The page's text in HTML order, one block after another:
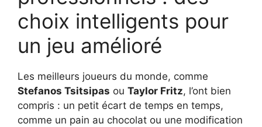
choix intelligents pour
un jeu amélioré
Les meilleurs joueurs du monde, comme
Stefanos Tsitsipas ou Taylor Fritz, l’ont bien
compris : un petit écart de temps en temps,
comme un pain au chocolat ou une modification